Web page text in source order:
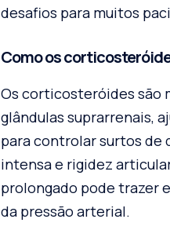
desafios para muitos
Como os
Os corticosteróides são
glândulas suprarrenais,
para controlar surtos de
intensa e rigidez
prolongado pode trazer
da pressão arterial.